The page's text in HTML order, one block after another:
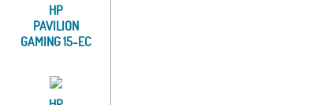
HP
PAVILION
GAMING 15-EC